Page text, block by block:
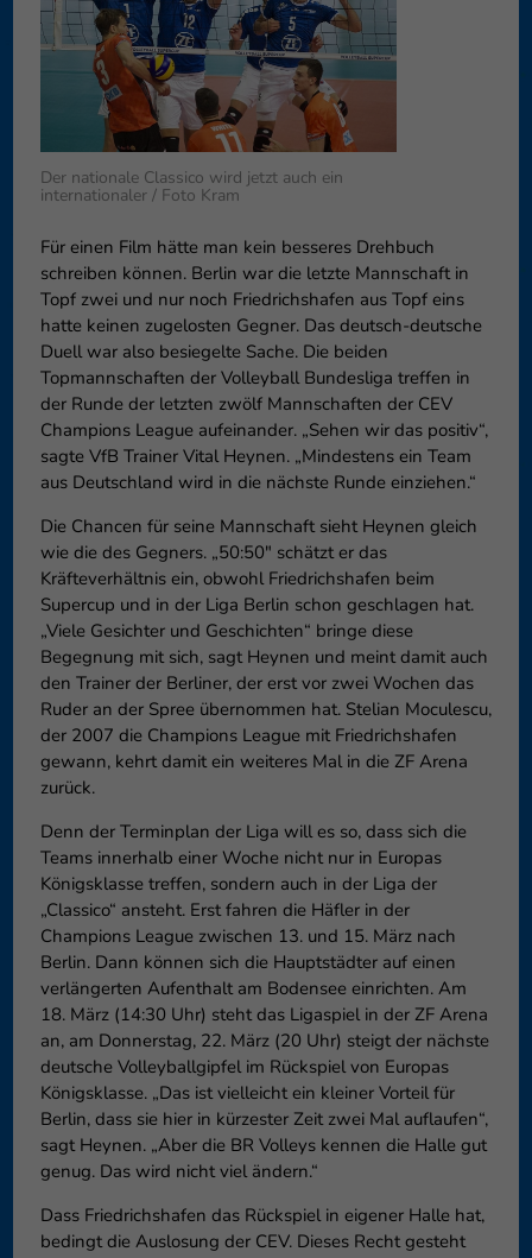
Der nationale Classico wird jetzt auch ein
internationaler / Foto Kram
Für einen Film hätte man kein besseres Drehbuch
schreiben können. Berlin war die letzte Mannschaft in
Topf zwei und nur noch Friedrichshafen aus Topf eins
hatte keinen zugelosten Gegner. Das deutsch-deutsche
Duell war also besiegelte Sache. Die beiden
Topmannschaften der Volleyball Bundesliga treffen in
der Runde der letzten zwölf Mannschaften der CEV
Champions League aufeinander. „Sehen wir das positiv“,
sagte VfB Trainer Vital Heynen. „Mindestens ein Team
aus Deutschland wird in die nächste Runde einziehen.“
Die Chancen für seine Mannschaft sieht Heynen gleich
wie die des Gegners. „50:50″ schätzt er das
Kräfteverhältnis ein, obwohl Friedrichshafen beim
Supercup und in der Liga Berlin schon geschlagen hat.
„Viele Gesichter und Geschichten“ bringe diese
Begegnung mit sich, sagt Heynen und meint damit auch
den Trainer der Berliner, der erst vor zwei Wochen das
Ruder an der Spree übernommen hat. Stelian Moculescu,
der 2007 die Champions League mit Friedrichshafen
gewann, kehrt damit ein weiteres Mal in die ZF Arena
zurück.
Denn der Terminplan der Liga will es so, dass sich die
Teams innerhalb einer Woche nicht nur in Europas
Königsklasse treffen, sondern auch in der Liga der
„Classico“ ansteht. Erst fahren die Häfler in der
Champions League zwischen 13. und 15. März nach
Berlin. Dann können sich die Hauptstädter auf einen
verlängerten Aufenthalt am Bodensee einrichten. Am
18. März (14:30 Uhr) steht das Ligaspiel in der ZF Arena
an, am Donnerstag, 22. März (20 Uhr) steigt der nächste
deutsche Volleyballgipfel im Rückspiel von Europas
Königsklasse. „Das ist vielleicht ein kleiner Vorteil für
Berlin, dass sie hier in kürzester Zeit zwei Mal auflaufen“,
sagt Heynen. „Aber die BR Volleys kennen die Halle gut
genug. Das wird nicht viel ändern.“
Dass Friedrichshafen das Rückspiel in eigener Halle hat,
bedingt die Auslosung der CEV. Dieses Recht gesteht
Datenschutzeinstellungen
Essenziell (1)
Essenzielle Cookies
Funktion der Website
Externe Medien (6)
blockiert. Wenn Cookies von
diese Inhalte keiner manuellen